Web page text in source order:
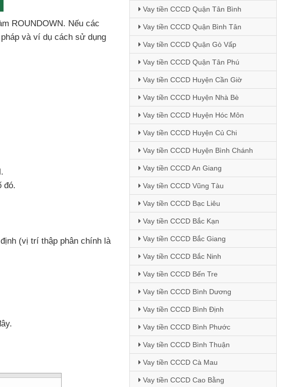
ROUNDOWN. Nếu các
và ví dụ cách sử dụng
đó.
(vị trí thập phân chính là
Vay tiền CCCD Quận Tân Bình
Vay tiền CCCD Quận Bình Tân
Vay tiền CCCD Quận Gò Vấp
Vay tiền CCCD Quận Tân Phú
Vay tiền CCCD Huyện Cần Giờ
Vay tiền CCCD Huyện Nhà Bè
Vay tiền CCCD Huyện Hóc Môn
Vay tiền CCCD Huyện Củ Chi
Vay tiền CCCD Huyện Bình Chánh
Vay tiền CCCD An Giang
Vay tiền CCCD Vũng Tàu
Vay tiền CCCD Bạc Liêu
Vay tiền CCCD Bắc Kạn
Vay tiền CCCD Bắc Giang
Vay tiền CCCD Bắc Ninh
Vay tiền CCCD Bến Tre
Vay tiền CCCD Bình Dương
Vay tiền CCCD Bình Định
Vay tiền CCCD Bình Phước
Vay tiền CCCD Bình Thuận
Vay tiền CCCD Cà Mau
Vay tiền CCCD Cao Bằng